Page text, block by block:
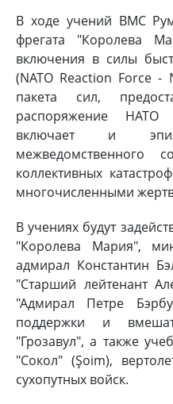
В ходе учений ВМС
фрегата "Королева
включения в силы
(NATO Reaction Force -
пакета сил,
распоряжение
включает и
межведомственного
коллективных
многочисленными
В учениях будут
"Королева Мария",
адмирал Константин
"Старший лейтенант
"Адмирал Петре
поддержки и
"Грозавул", а также
"Сокол" (Şoim),
сухопутных войск.